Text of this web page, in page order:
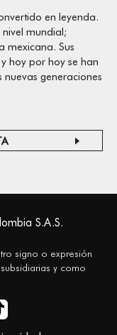
en leyenda.
nivel mundial;
mexicana. Sus
hoy por hoy se han
generaciones
S.A.S.
signo o expresión
y como